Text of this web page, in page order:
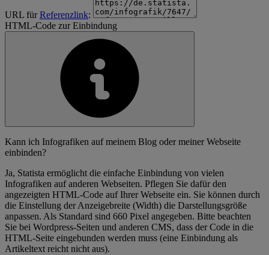
URL fürReferenzlink:
HTML-Code zur Einbindung
Kann ich Infografiken auf meinem Blog oder meiner Webseite
einbinden?
Ja, Statista ermöglicht die einfache Einbindung von vielen
Infografiken auf anderen Webseiten. Pflegen Sie dafür den
angezeigten HTML-Code auf Ihrer Webseite ein. Sie können durch
die Einstellung der Anzeigebreite (Width) die Darstellungsgröße
anpassen. Als Standard sind 660 Pixel angegeben. Bitte beachten
Sie bei Wordpress-Seiten und anderen CMS, dass der Code in die
HTML-Seite eingebunden werden muss (eine Einbindung als
Artikeltext reicht nicht aus).